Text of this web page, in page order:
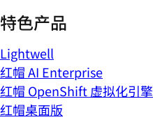
特色产品
Lightwell
红帽 AI Enterprise
红帽 OpenShift 虚拟化引擎
红帽桌面版